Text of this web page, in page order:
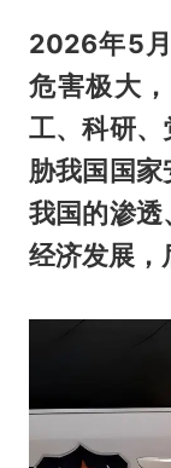
2026年5
危害极大
工、科研
胁我国国
我国的渗透
经济发展，